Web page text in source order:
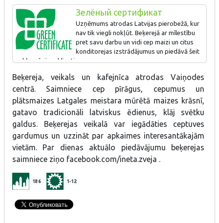
Зелёный сертификат
Uzņēmums atrodas Latvijas pierobežā, kur
nav tik viegli nokļūt. Beķerejā ar mīlestību
pret savu darbu un vidi cep maizi un citus
konditorejas izstrādājumus un piedāvā šeit
nokļuvušajiem klientiem.
Beķereja, veikals un kafejnīca atrodas Vaiņodes
centrā. Saimniece cep pīrāgus, cepumus un
plātsmaizes Latgales meistara mūrētā maizes krāsnī,
gatavo tradicionāli latviskus ēdienus, klāj svētku
galdus. Beķerejas veikalā var iegādāties ceptuves
gardumus un uzzināt par apkaimes interesantākajām
vietām. Par dienas aktuālo piedāvājumu beķerejas
saimniece ziņo facebook.com/ineta.zveja .
186 1-12